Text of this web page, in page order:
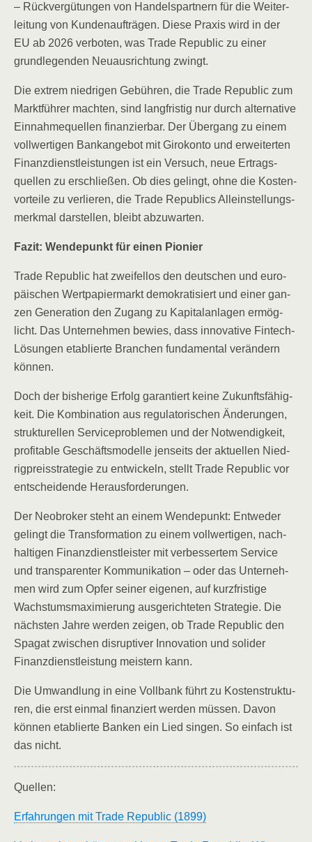
– Rück­ver­gü­tun­gen von Han­dels­part­nern für die Wei­ter­
lei­tung von Kun­den­auf­trä­gen. Die­se Pra­xis wird in der
EU ab 2026 ver­bo­ten, was Trade Repu­blic zu einer
grund­le­gen­den Neu­aus­rich­tung zwingt.
Die extrem nied­ri­gen Gebüh­ren, die Trade Repu­blic zum
Markt­füh­rer mach­ten, sind lang­fris­tig nur durch alter­na­ti­ve
Ein­nah­me­quel­len finan­zier­bar. Der Über­gang zu einem
voll­wer­ti­gen Bank­an­ge­bot mit Giro­kon­to und erwei­ter­ten
Finanz­dienst­leis­tun­gen ist ein Ver­such, neue Ertrags­
quel­len zu erschlie­ßen. Ob dies gelingt, ohne die Kos­ten­
vor­tei­le zu ver­lie­ren, die Trade Repu­blics Allein­stel­lungs­
merk­mal dar­stel­len, bleibt abzuwarten.
Fazit: Wen­de­punkt für einen Pionier
Trade Repu­blic hat zwei­fel­los den deut­schen und euro­
päi­schen Wert­pa­pier­markt demo­kra­ti­siert und einer gan­
zen Gene­ra­ti­on den Zugang zu Kapi­tal­an­la­gen ermög­
licht. Das Unter­neh­men bewies, dass inno­va­ti­ve Fin­tech-
Lösun­gen eta­blier­te Bran­chen fun­da­men­tal ver­än­dern
können.
Doch der bis­he­ri­ge Erfolg garan­tiert kei­ne Zukunfts­fä­hig­
keit. Die Kom­bi­na­ti­on aus regu­la­to­ri­schen Ände­run­gen,
struk­tu­rel­len Ser­vice­pro­ble­men und der Not­wen­dig­keit,
pro­fi­ta­ble Geschäfts­mo­del­le jen­seits der aktu­el­len Nied­
rig­preis­stra­te­gie zu ent­wi­ckeln, stellt Trade Repu­blic vor
ent­schei­den­de Herausforderungen.
Der Neo­bro­ker steht an einem Wen­de­punkt: Ent­we­der
gelingt die Trans­for­ma­ti­on zu einem voll­wer­ti­gen, nach­
hal­ti­gen Finanz­dienst­leis­ter mit ver­bes­ser­tem Ser­vice
und trans­pa­ren­ter Kom­mu­ni­ka­ti­on – oder das Unter­neh­
men wird zum Opfer sei­ner eige­nen, auf kurz­fris­ti­ge
Wachs­tums­ma­xi­mie­rung aus­ge­rich­te­ten Stra­te­gie. Die
nächs­ten Jah­re wer­den zei­gen, ob Trade Repu­blic den
Spa­gat zwi­schen dis­rup­ti­ver Inno­va­ti­on und soli­der
Finanz­dienst­leis­tung meis­tern kann.
Die Umwand­lung in eine Voll­bank führt zu Kos­ten­struk­tu­
ren, die erst ein­mal finan­ziert wer­den müs­sen. Davon
kön­nen eta­blier­te Ban­ken ein Lied sin­gen. So ein­fach ist
das nicht.
Quel­len:
Erfah­run­gen mit Trade Repu­blic (1899)